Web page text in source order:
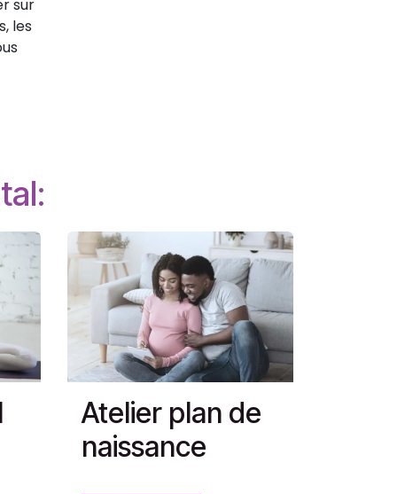
sur
les
Atelier plan de
naissance